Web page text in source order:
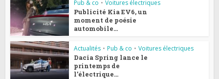
Pub & co • Voitures électriques
Publicité Kia EV6, un
moment de poésie
automobile...
Actualités • Pub & co • Voitures électriques
Dacia Spring lance le
printemps de
l’électrique...